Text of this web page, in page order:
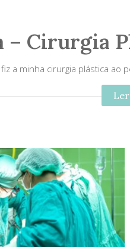
– Cirurgia
a minha cirurgia plástica ao